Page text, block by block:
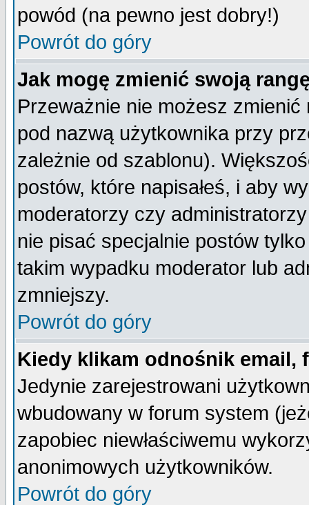
powód (na pewno jest dobry!)
Powrót do góry
Jak mogę zmienić swoją
Przeważnie nie możesz
pod nazwą użytkownika przy
zależnie od szablonu).
postów, które napisałeś, i aby
moderatorzy czy
nie pisać specjalnie postów
takim wypadku moderator lub
zmniejszy.
Powrót do góry
Kiedy klikam odnośnik email,
Jedynie zarejestrowani
wbudowany w forum system
zapobiec niewłaściwemu
anonimowych użytkowników.
Powrót do góry